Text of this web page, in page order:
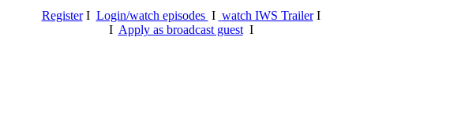
RegisterI Login/watch episodes I watch IWS TrailerI
I Apply as broadcast guestI